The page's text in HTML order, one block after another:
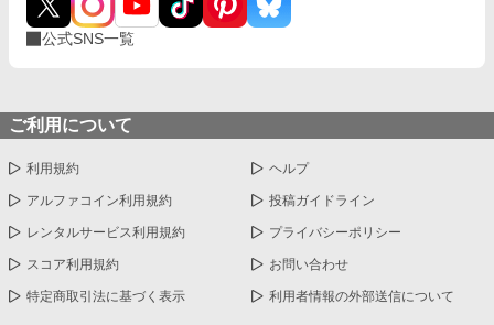
公式SNS一覧
ご利用について
利用規約 ヘルプ
アルファコイン利用規約 投稿ガイドライン
レンタルサービス利用規約 プライバシーポリシー
スコア利用規約 お問い合わせ
特定商取引法に基づく表示 利用者情報の外部送信について